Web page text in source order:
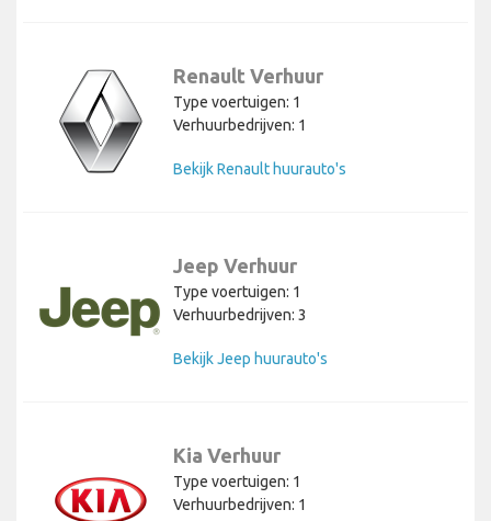
Renault Verhuur
Type voertuigen: 1
Verhuurbedrijven: 1
Bekijk Renault huurauto's
Jeep Verhuur
Type voertuigen: 1
Verhuurbedrijven: 3
Bekijk Jeep huurauto's
Kia Verhuur
Type voertuigen: 1
Verhuurbedrijven: 1